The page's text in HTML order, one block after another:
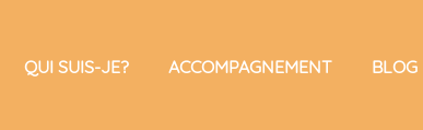
QUI SUIS-JE? ACCOMPAGNEMENT BLOG